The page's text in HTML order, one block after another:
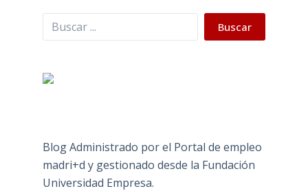
Buscar Buscar
Blog Administrado por el Portal de empleo
madri+d y gestionado desde la Fundación
Universidad Empresa.